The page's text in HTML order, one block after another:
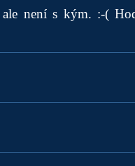
není s kým. :-(